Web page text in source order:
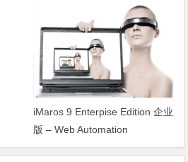
iMaros 9 Enterpise Edition 企业
版 – Web Automation